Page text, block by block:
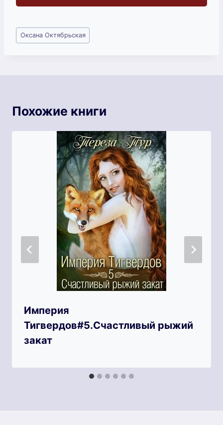
Метки
записи:
Оксана Октябрьская
Похожие книги
Империя
Тигвердов#5.Счастливый рыжий
закат